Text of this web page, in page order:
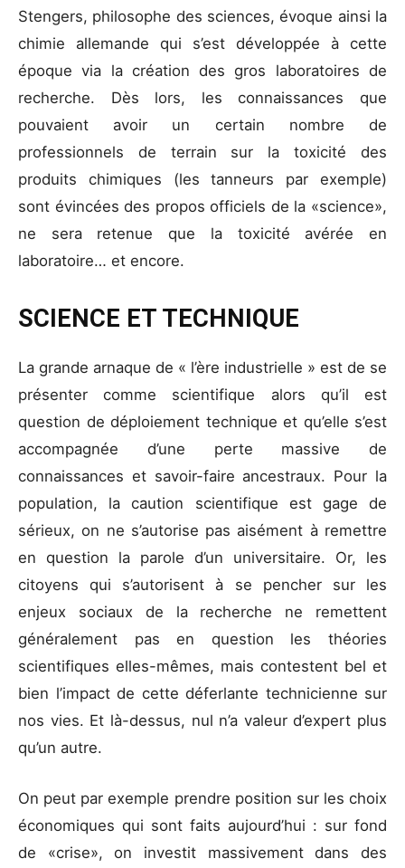
Stengers, philosophe des sciences, évoque ainsi la
chimie allemande qui s’est développée à cette
époque via la création des gros laboratoires de
recherche. Dès lors, les connaissances que
pouvaient avoir un certain nombre de
professionnels de terrain sur la toxicité des
produits chimiques (les tanneurs par exemple)
sont évincées des propos officiels de la «science»,
ne sera retenue que la toxicité avérée en
laboratoire… et encore.
SCIENCE ET TECHNIQUE
La grande arnaque de « l’ère industrielle » est de se
présenter comme scientifique alors qu’il est
question de déploiement technique et qu’elle s’est
accompagnée d’une perte massive de
connaissances et savoir-faire ancestraux. Pour la
population, la caution scientifique est gage de
sérieux, on ne s’autorise pas aisément à remettre
en question la parole d’un universitaire. Or, les
citoyens qui s’autorisent à se pencher sur les
enjeux sociaux de la recherche ne remettent
généralement pas en question les théories
scientifiques elles-mêmes, mais contestent bel et
bien l’impact de cette déferlante technicienne sur
nos vies. Et là-dessus, nul n’a valeur d’expert plus
qu’un autre.
On peut par exemple prendre position sur les choix
économiques qui sont faits aujourd’hui : sur fond
de «crise», on investit massivement dans des